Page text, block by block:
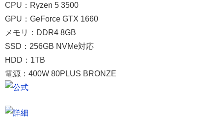
CPU：Ryzen 5 3500
GPU：GeForce GTX 1660
メモリ：DDR4 8GB
SSD：256GB NVMe対応
HDD：1TB
電源：400W 80PLUS BRONZE